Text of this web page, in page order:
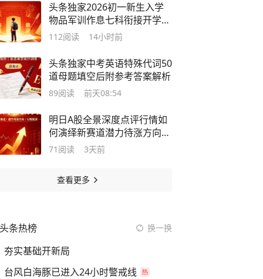
头条独家2026初一新生入学
物品军训作息七科衔接开学30
天逆袭方案
112阅读 14小时前
头条独家中考英语特殊代词50
道母题填空后附参考答案解析
89阅读 前天08:54
明日A股全景深度点评行情如
何演绎新赛道潜力待涨方向完
整解析
71 阅读 3天前
查看更多
头条热榜 换一换
夯实基础开新局
台风白海豚已进入24小时警戒线